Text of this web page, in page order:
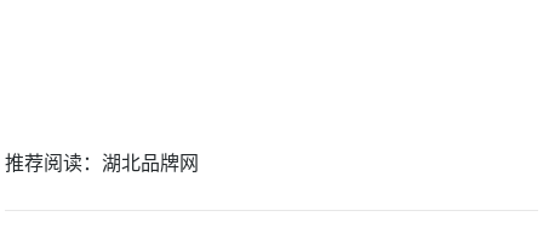
推荐阅读：湖北品牌网